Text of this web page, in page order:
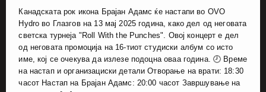
Канадската рок икона Брајан Адамс ќе настапи во OVO
Hydro во Глазгов на 13 мај 2025 година, како дел од неговата
светска турнеја "Roll With the Punches". Овој концерт е дел
од неговата промоција на 16-тиот студиски албум со исто
име, кој се очекува да излезе подоцна оваа година. 🕗 Време
на настап и организациски детали Отворање на врати: 18:30
часот Настап на Брајан Адамс: 20:00 часот Завршување на